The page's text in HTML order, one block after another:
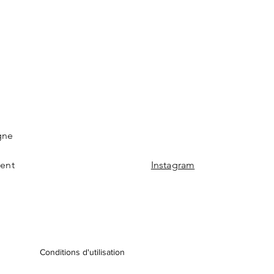
Instagram
Conditions d'utilisation